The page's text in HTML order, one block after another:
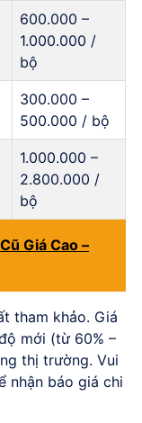
600.000 –
1.000.000 /
bộ
300.000 –
500.000 / bộ
1.000.000 –
2.800.000 /
bộ
Giá Cao –
tham khảo. Giá
mới (từ 60% –
thị trường. Vui
nhận báo giá chi